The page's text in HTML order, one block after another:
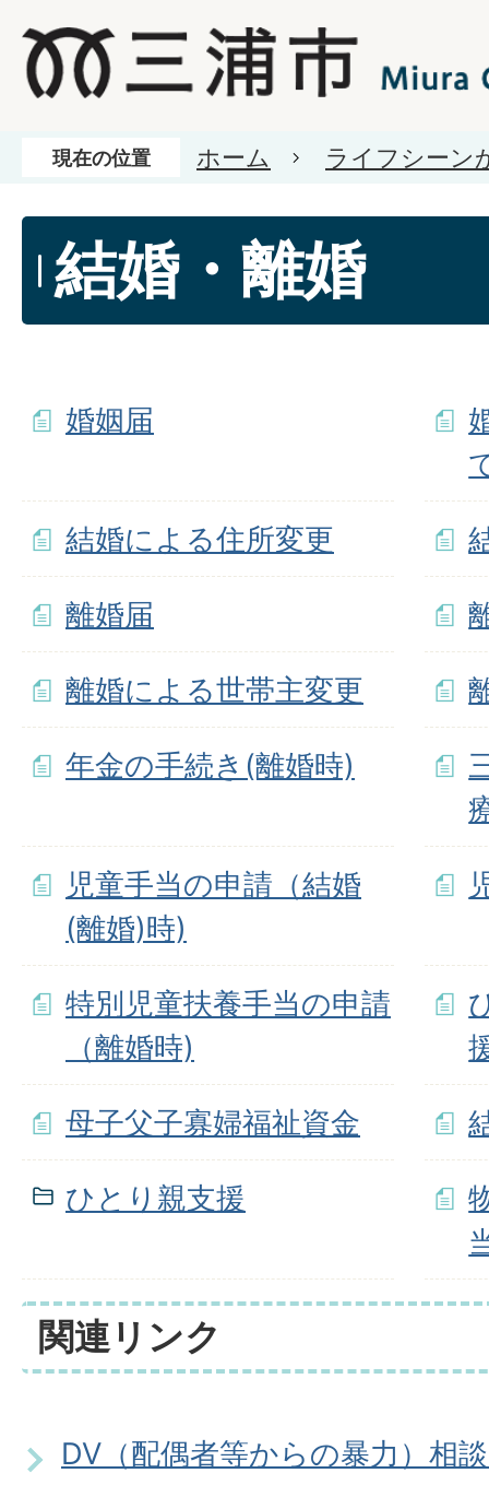
現在の位置 ホーム ライフシーン
結婚・離婚
婚姻届
結婚による住所変更
離婚届
離婚による世帯主変更
年金の手続き(離婚時)
児童手当の申請（結婚
(離婚)時)
特別児童扶養手当の申請
（離婚時)
母子父子寡婦福祉資金
ひとり親支援
関連リンク
DV（配偶者等からの暴力）相